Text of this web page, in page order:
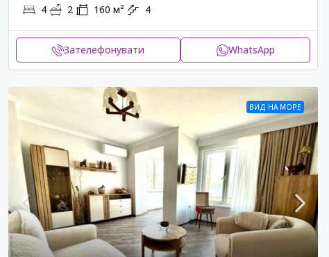
4 2 160 м² 4
Зателефонувати WhatsApp
ВИД НА МОРЕ